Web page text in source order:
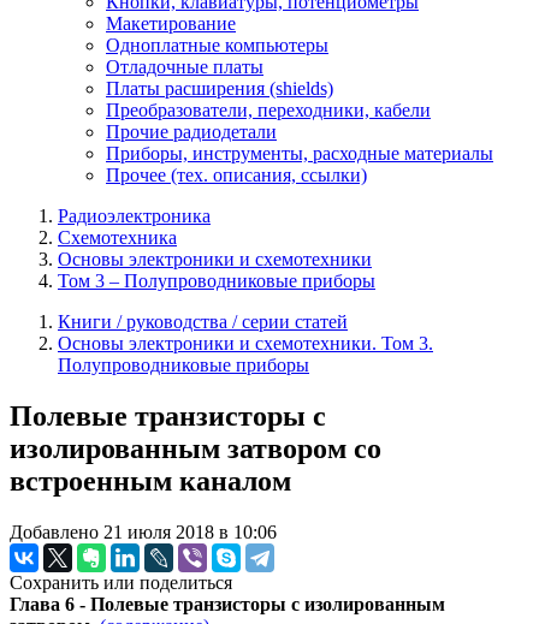
Макетирование
Одноплатные компьютеры
Отладочные платы
Платы расширения (shields)
Преобразователи, переходники, кабели
Прочие радиодетали
Приборы, инструменты, расходные материалы
Прочее (тех. описания, ссылки)
Радиоэлектроника
Схемотехника
Основы электроники и схемотехники
Том 3 – Полупроводниковые приборы
Книги / руководства / серии статей
Основы электроники и схемотехники. Том 3.
Полупроводниковые приборы
Полевые транзисторы с
изолированным затвором со
встроенным каналом
Добавлено 21 июля 2018 в 10:06
Сохранить или поделиться
Глава 6 - Полевые транзисторы с изолированным